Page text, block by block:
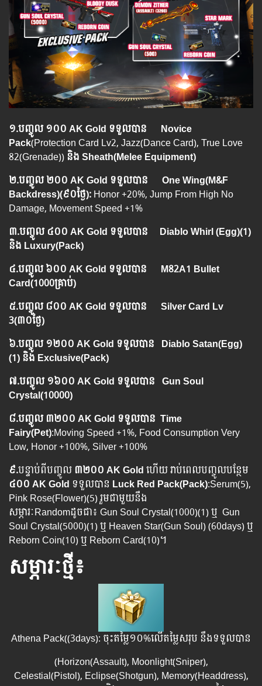
១.​បញ្ចូល ១០០ AK Gold ទទួលបាន Novice
Pack(Protection Card Lv2, Jazz(Dance Card), True Love
82(Grenade)) និង Sheath(Melee Equipment)
២.​បញ្ចូល ២០០ AK Gold ទទួលបាន One Wing(M&F
Backdress)(៩០ថ្ងៃ):Honor +20%, Jump From High No
Damage, Movement Speed +1%
៣.​បញ្ចូល ៤០០ AK Gold ទទួលបាន Diablo Whirl (Egg)(1)
និង Luxury(Pack)
៤.​បញ្ចូល ៦០០ AK Gold ទទួលបាន M82A1 Bullet
Card(1000គ្រាប់)
៥.​បញ្ចូល ៨០០ AK Gold ទទួលបាន Silver Card Lv
3(៣០ថ្ងៃ)
៦.​បញ្ចូល ១២០០ AK Gold ទទួលបាន Diablo Satan(Egg)
(1) និង Exclusive(Pack)
៧.បញ្ចូល ​១៦០០ AK Gold ទទួលបាន Gun Soul
Crystal(10000)
៨.បញ្ចូល ៣២០០ AK Gold ទទួលបាន Time
Fairy(Pet):Moving Speed +1%, Food Consumption Very
Low, Honor +100%, Silver +100%
៩.បន្ទាប់ពីបញ្ចូល ៣២០០ AK Goldហើយ រាប់ពេលបញ្ចូលបន្ថែម
៤០០ AK Gold ទទួលបាន Luck Red Pack(Pack):Serum(5),
Pink Rose(Flower)(5) រួមជាមួយនឹង
សម្ភារៈRandomដូចជា៖ Gun Soul Crystal(1000)(1) ឬ Gun
Soul Crystal(5000)(1) ឬ Heaven Star(Gun Soul) (60days) ឬ​
Reborn Coin(10) ឬ Reborn Card(10)។
សម្ភារៈថ្មី៖
Athena Pack((3days): ចុះតម្លៃ១០%លើតម្លៃសរុប នឹងទទួលបាន
(Horizon(Assault),​ Moonlight(Sniper),
Celestial(Pistol), Eclipse(Shotgun), Memory(Headdress),